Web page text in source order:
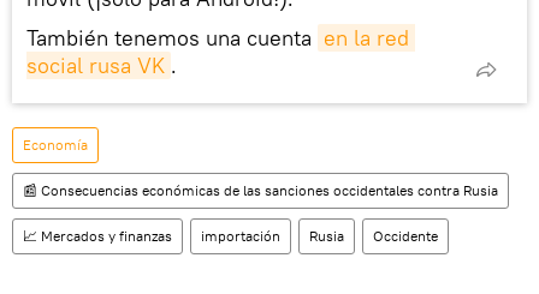
También tenemos una cuenta en la red
social rusa VK .
Economía
📰 Consecuencias económicas de las sanciones occidentales contra Rusia
📈 Mercados y finanzas importación Rusia Occidente